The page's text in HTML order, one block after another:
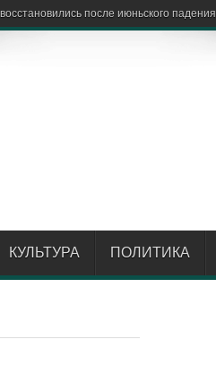
после июньского падения
КУЛЬТУРА ПОЛИТИКА